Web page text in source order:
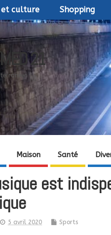
culture Shopping
21
Maison Santé
est
5 avril 2020 Sports